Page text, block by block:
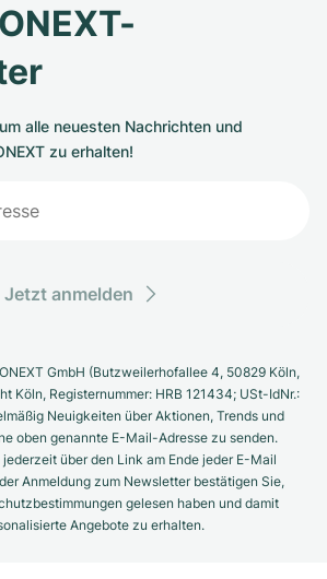
alle neuesten Nachrichten und
zu erhalten!
Jetzt anmelden
GmbH (Butzweilerhofallee 4, 50829 Köln,
Köln, Registernummer: HRB 121434; USt-IdNr.:
Neuigkeiten über Aktionen, Trends und
oben genannte E-Mail-Adresse zu senden.
über den Link am Ende jeder E-Mail
Anmeldung zum Newsletter bestätigen Sie,
gelesen haben und damit
Angebote zu erhalten.